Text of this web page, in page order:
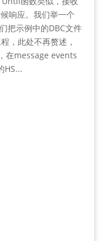
响应。我们举一个
把示例中的DBC文件
，此处不再赘述，
在message events
HS...